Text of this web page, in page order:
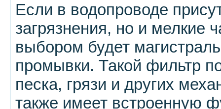
Если в водопроводе
загрязнения, но и мелкие
выбором будет
промывки. Такой фильтр
песка, грязи и других
также имеет встроенную